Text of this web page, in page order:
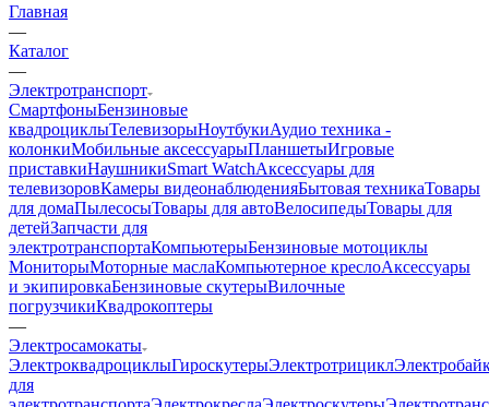
Главная
—
Каталог
—
Электротранспорт
СмартфоныБензиновые
квадроциклыТелевизорыНоутбукиАудио техника -
колонкиМобильные аксессуарыПланшетыИгровые
приставкиНаушникиSmart WatchАксессуары для
телевизоровКамеры видеонаблюденияБытовая техникаТовары
для домаПылесосыТовары для автоВелосипедыТовары для
детейЗапчасти для
электротранспортаКомпьютерыБензиновые мотоциклы
МониторыМоторные маслаКомпьютерное креслоАксессуары
и экипировкаБензиновые скутерыВилочные
погрузчикиКвадрокоптеры
—
Электросамокаты
ЭлектроквадроциклыГироскутерыЭлектротрицикл
для